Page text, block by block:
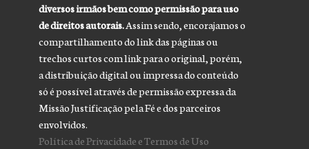
diversos irmãos bem como permissão para uso
de direitos autorais.Assim sendo, encorajamos o
compartilhamento do link das páginas ou
trechos curtos com link para o original, porém,
a distribuição digital ou impressa do conteúdo
só é possível através de permissão expressa da
Missão Justificação pela Fé e dos parceiros
envolvidos.
Política de Privacidade e Termos de Uso